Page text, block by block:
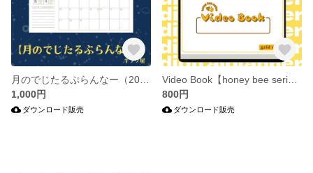
1,000円
ダウンロード販売
800円
ダウンロード販売